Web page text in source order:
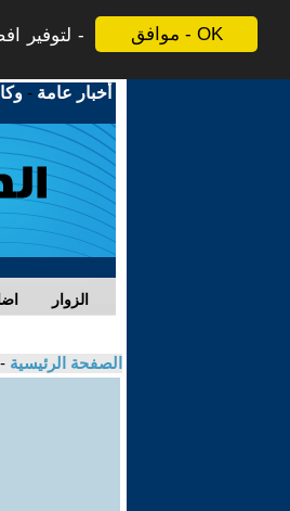
موافق - OK
لتوفير
أخبار عامة -
الزوار
الصفحة الرئيسية -